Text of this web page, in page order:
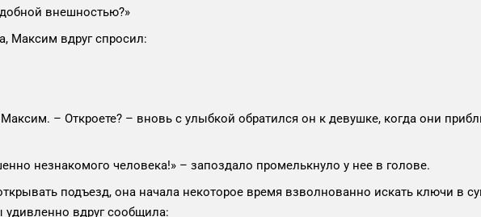
внешностью?»
Максим вдруг спросил:
– Откроете? – вновь с улыбкой обратился он к девушке, когда они
незнакомого человека!» – запоздало промелькнуло у нее в голове.
подъезд, она начала некоторое время взволнованно искать ключи в
удивленно вдруг сообщила: